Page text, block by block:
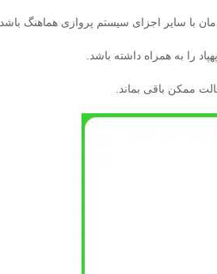
با سایر اجزای سیستم پروازی هماهنگ باشد.
را به همراه داشته باشد.
ممکن باقی بماند.